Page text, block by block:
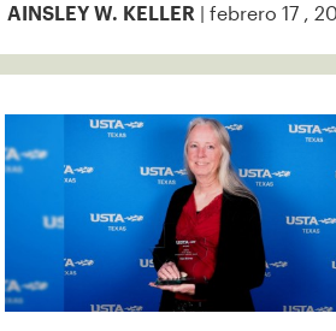
AINSLEY W. KELLER | febrero 17 ,